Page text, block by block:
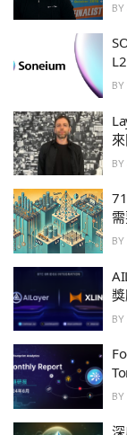
BY
BY
BY
BY
BY
BY